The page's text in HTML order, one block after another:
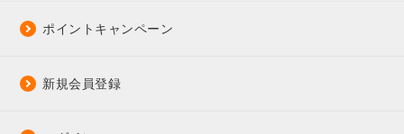
ポイントキャンペーン
新規会員登録